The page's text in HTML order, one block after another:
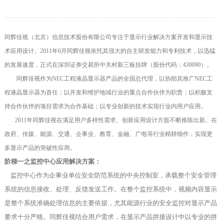
同辉佳视（北京）信息技术股份有限公司专注于显示行业解决方案开发和显示技
术应用设计。2011年6月同辉佳视依托其强大的自主研发能力和专利技术，以迅猛
的发展速度，正式在深圳证券交易所中关村新三板挂牌（股份代码：430090）。
同辉佳视作为NEC工程液晶显示器产品的全国总代理，以协助其推广NEC工
程液晶显示器为首任；以开发和维护地域行业的重点合作伙伴为职责；以积极支
持合作伙伴的项目需求为合作基础；以专业创新的技术实现行业内用户应用。
2011年同辉佳视在满足用户多样性需求、创新应用设计方面不断推陈出新。在
政府、传媒、能源、交通、企事业、教育、金融、广电等行业精耕细作，实现更
多显示产品的突破性应用。
阶梯一之监控中心应用解决方案：
监控中心作为企事业单位安全防范系统的中央控制室，承载整个安全管理
系统的信息接收、处理、反馈发送工作。在整个监控系统中，视频内容显示
是整个系统准确处理信息的主要依据，尤其能源行业的安全监控对显示产品
要求十分严格。同辉佳视结合用户需求，在显示产品拼接设计中以专业的拼